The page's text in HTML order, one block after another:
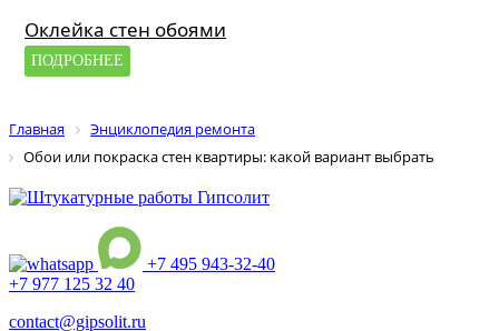
Оклейка стен обоями
ПОДРОБНЕЕ
Главная
Энциклопедия ремонта
Обои или покраска стен квартиры: какой вариант выбрать
+7 495 943-32-40
+7 977 125 32 40
contact@gipsolit.ru